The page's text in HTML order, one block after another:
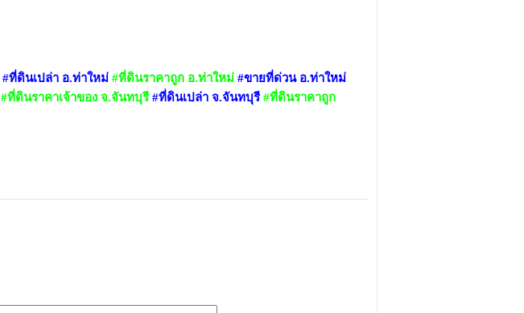
#ที่ดินเปล่า อ.ท่าใหม่ #ที่ดินราคาถูก อ.ท่าใหม่ #ขายที่ด่วน อ.ท่าใหม่
#ที่ดินราคาเจ้าของ จ.จันทบุรี #ที่ดินเปล่า จ.จันทบุรี #ที่ดินราคาถูก